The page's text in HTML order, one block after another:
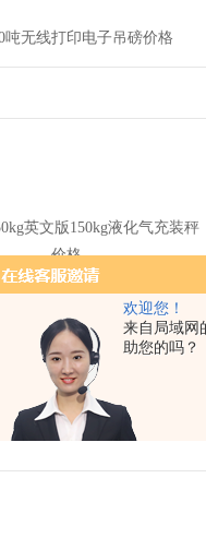
欢迎您！
来自局域网
助您的吗？
吨无线打印电子吊磅价格
文版150kg液化气充装秤价格